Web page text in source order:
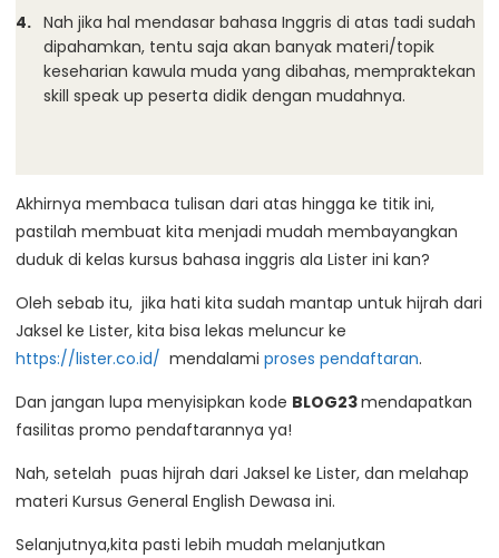
Nah jika hal mendasar bahasa Inggris di atas tadi sudah
dipahamkan, tentu saja akan banyak materi/topik
keseharian kawula muda yang dibahas, mempraktekan
skill speak up peserta didik dengan mudahnya.
Akhirnya membaca tulisan dari atas hingga ke titik ini,
pastilah membuat kita menjadi mudah membayangkan
duduk di kelas kursus bahasa inggris ala Lister ini kan?
Oleh sebab itu, jika hati kita sudah mantap untuk hijrah dari
Jaksel ke Lister, kita bisa lekas meluncur ke
https://lister.co.id/ mendalami proses pendaftaran.
Dan jangan lupa menyisipkan kode BLOG23mendapatkan
fasilitas promo pendaftarannya ya!
Nah, setelah puas hijrah dari Jaksel ke Lister, dan melahap
materi Kursus General English Dewasa ini.
Selanjutnya,kita pasti lebih mudah melanjutkan